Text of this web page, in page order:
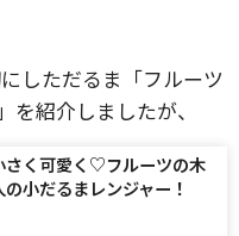
しただるま「フルーツ
紹介しましたが、
さく可愛く♡フルーツの木
小だるまレンジャー！